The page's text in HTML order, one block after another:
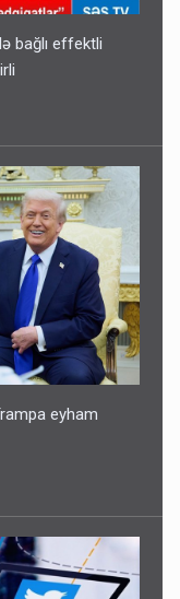
açıqladı
bağlı effektli
eyham